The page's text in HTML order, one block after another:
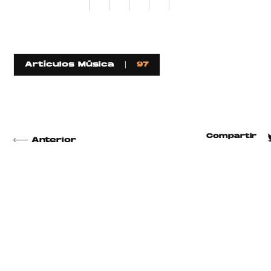
1 2 3 4 5
Artículos Música 97
Anterior
Compartir